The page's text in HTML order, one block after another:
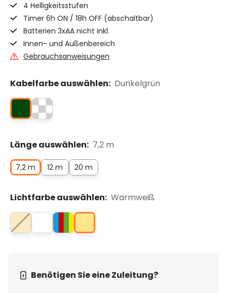
4 Helligkeitsstufen
Timer 6h ON / 18h OFF (abschaltbar)
Batterien 3xAA nicht inkl.
Innen- und Außenbereich
Gebrauchsanweisungen
Kabelfarbe auswählen: Dunkelgrün
Länge auswählen: 7,2 m
7,2 m 12 m 20 m
Lichtfarbe auswählen: Warmweiß
Benötigen Sie eine Zuleitung?